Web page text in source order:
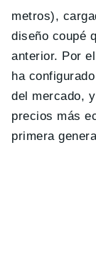
metros),
diseño coupé
anterior. Por
ha
del mercado,
precios más
primera